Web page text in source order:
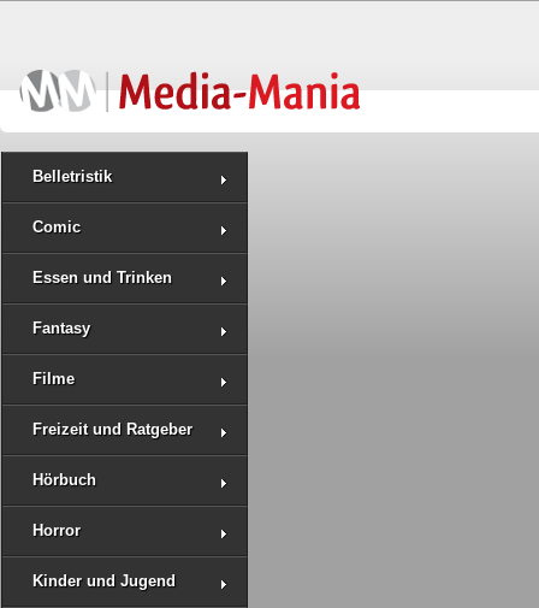
Belletristik
Comic
Essen und Trinken
Fantasy
Filme
Freizeit und Ratgeber
Hörbuch
Horror
Kinder und Jugend